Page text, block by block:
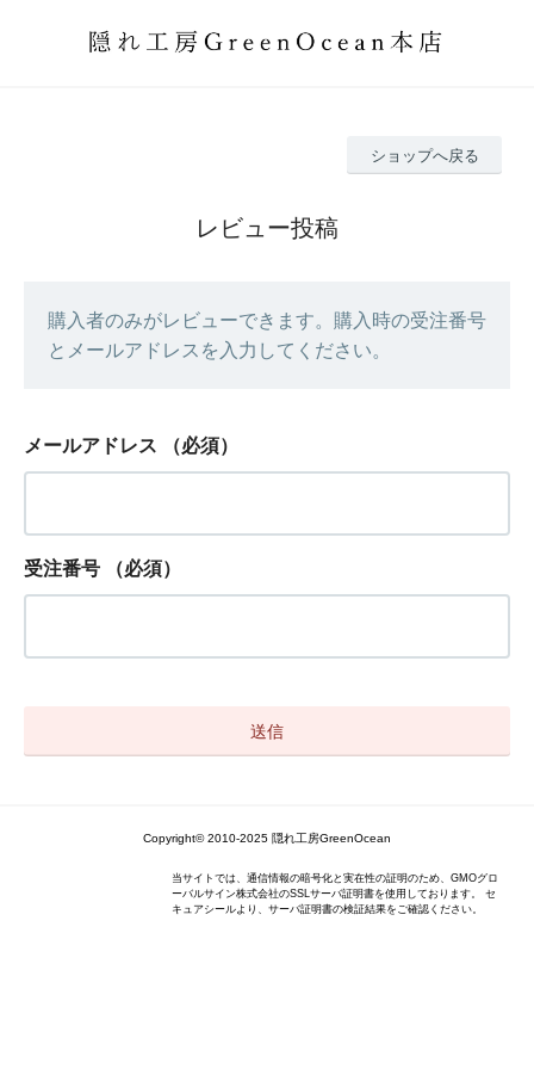
ショップへ戻る
レビュー投稿
購入者のみがレビューできます。購入時の受注番号
とメールアドレスを入力してください。
メールアドレス （必須）
受注番号 （必須）
Copyright© 2010-2025 隠れ工房GreenOcean
当サイトでは、通信情報の暗号化と実在性の証明のため、GMOグロ
ーバルサイン株式会社のSSLサーバ証明書を使用しております。 セ
キュアシールより、サーバ証明書の検証結果をご確認ください。